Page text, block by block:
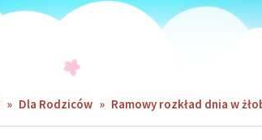
» Dla Rodziców » Ramowy rozkład dnia w